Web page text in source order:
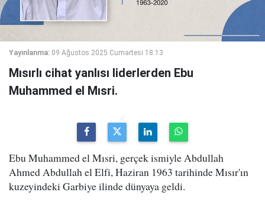
Yayınlanma: 09 Ağustos 2025 Cumartesi 18:13
Mısırlı cihat yanlısı liderlerden Ebu
Muhammed el Mısri.
Ebu Muhammed el Mısri, gerçek ismiyle Abdullah
Ahmed Abdullah el Elfi, Haziran 1963 tarihinde Mısır'ın
kuzeyindeki Garbiye ilinde dünyaya geldi.